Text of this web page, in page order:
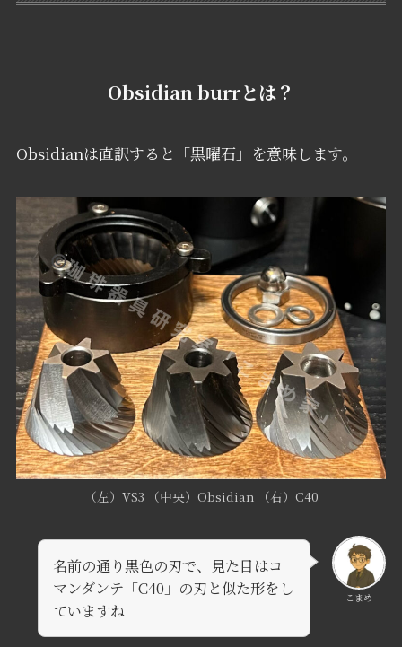
Obsidian burrとは？
Obsidianは直訳すると「黒曜石」を意味します。
（左）VS3 （中央）Obsidian （右）C40
こまめ
名前の通り黒色の刃で、見た目はコ
マンダンテ「C40」の刃と似た形をし
ていますね